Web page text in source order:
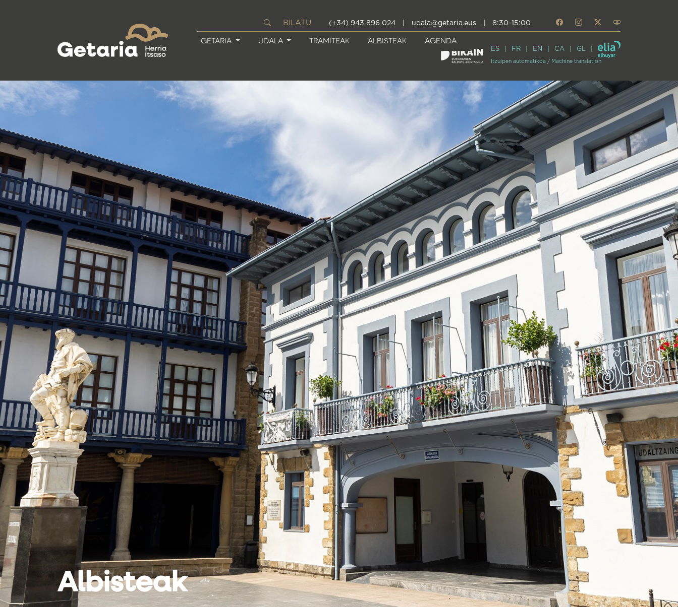
BILATU (+34) 943 896 024 udala@getaria.eus 8:30-15:00
GETARIA UDALA TRAMITEAK ALBISTEAK AGENDA
ES FR EN CA GL
Itzulpen automatikoa / Machine translation
Albisteak